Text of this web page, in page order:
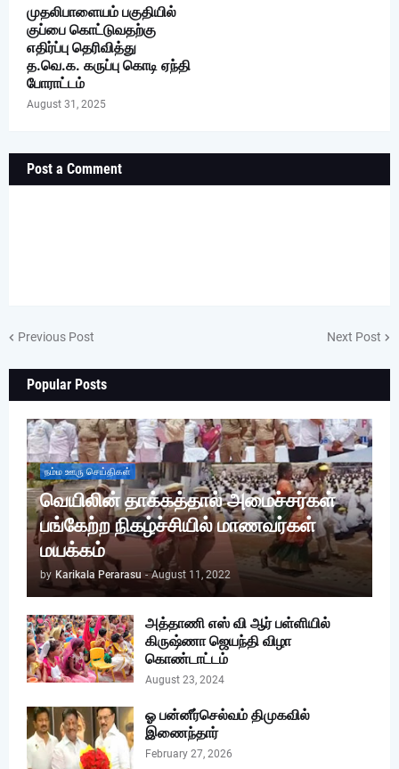
முதலிபாளையம் பகுதியில்
குப்பை கொட்டுவதற்கு
எதிர்ப்பு தெரிவித்து
த.வெ.க. கருப்பு கொடி ஏந்தி
போராட்டம்
August 31, 2025
Post a Comment
Previous Post Next Post
Popular Posts
நம்ம ஊரு செய்திகள்
வெயிலின் தாக்கத்தால் அமைச்சர்கள்
பங்கேற்ற நிகழ்ச்சியில் மாணவர்கள்
மயக்கம்
by Karikala Perarasu - August 11, 2022
அத்தாணி எஸ் வி ஆர் பள்ளியில்
கிருஷ்ணா ஜெயந்தி விழா
கொண்டாட்டம்
August 23, 2024
ஓ பன்னீர்செல்வம் திமுகவில்
இணைந்தார்
February 27, 2026